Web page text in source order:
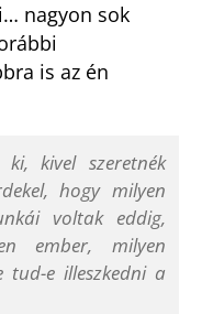
nagyon sok
is az én
kivel szeretnék
hogy milyen
voltak eddig,
ember, milyen
tud-e illeszkedni a